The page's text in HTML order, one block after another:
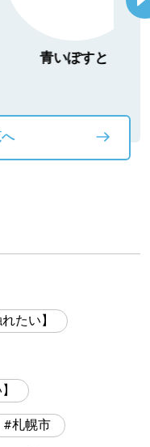
「北海道３大か
たい】
札幌市